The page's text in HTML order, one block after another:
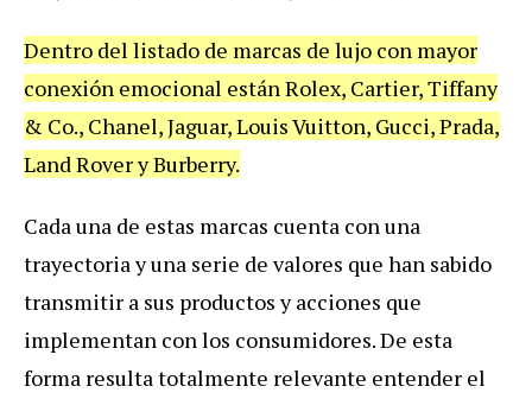
Dentro del listado de marcas de lujo con mayor
conexión emocional están Rolex, Cartier, Tiffany
& Co., Chanel, Jaguar, Louis Vuitton, Gucci, Prada,
Land Rover y Burberry.
Cada una de estas marcas cuenta con una
trayectoria y una serie de valores que han sabido
transmitir a sus productos y acciones que
implementan con los consumidores. De esta
forma resulta totalmente relevante entender el